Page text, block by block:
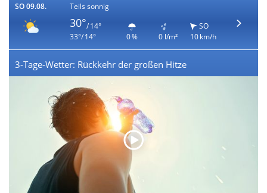
SO 09.08. Teils sonnig
30°/ 14°
33°/ 14°
0 % 0 l/m²
SO
10 km/h
3-Tage-Wetter: Rückkehr der großen Hitze